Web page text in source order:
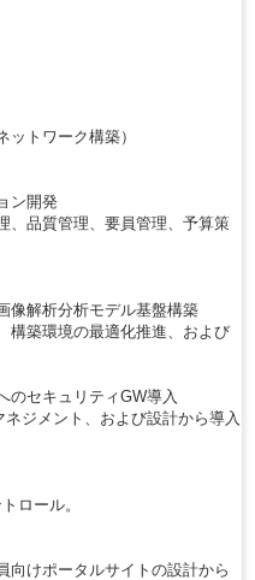
ットワーク構築）
ン開発
、品質管理、要員管理、予算策
像解析分析モデル基盤構築
構築環境の最適化推進、および
のセキュリティGW導入
ジメント、および設計から導入
ロール。
向けポータルサイトの設計から